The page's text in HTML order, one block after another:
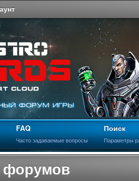
FAQ
Часто задаваемые вопросы
Поиск
Параметры
форумов